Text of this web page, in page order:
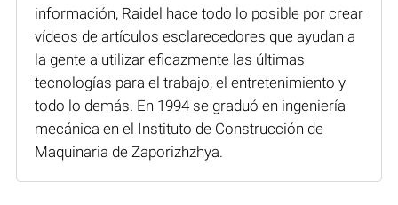
información, Raidel hace todo lo posible por crear
vídeos de artículos esclarecedores que ayudan a
la gente a utilizar eficazmente las últimas
tecnologías para el trabajo, el entretenimiento y
todo lo demás. En 1994 se graduó en ingeniería
mecánica en el Instituto de Construcción de
Maquinaria de Zaporizhzhya.